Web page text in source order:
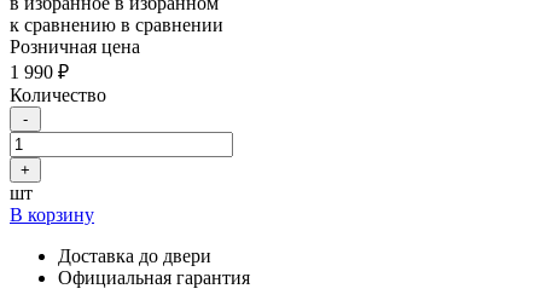
к сравнению в сравнении
Розничная цена
1 990 ₽
Количество
-
+
шт
В корзину
Доставка до двери
Официальная гарантия